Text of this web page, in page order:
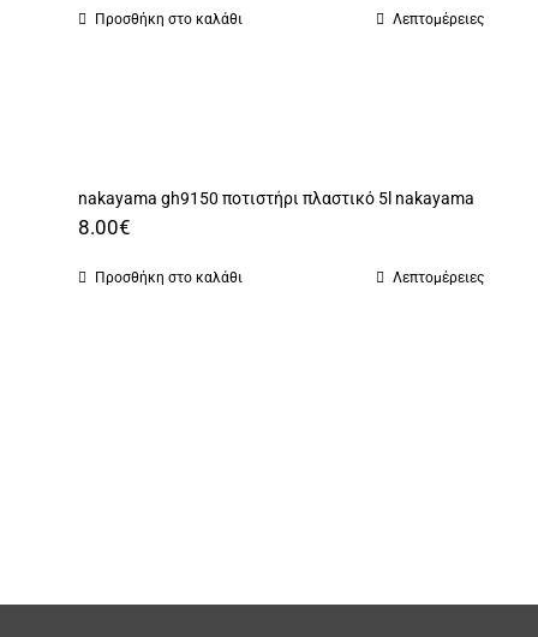
Προσθήκη στο καλάθι Λεπτομέρειες
nakayama gh9150 ποτιστήρι πλαστικό 5l nakayama
8.00€
Προσθήκη στο καλάθι Λεπτομέρειες